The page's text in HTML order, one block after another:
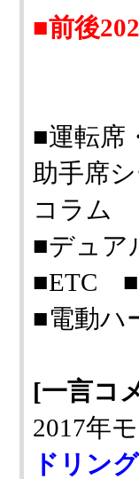
■前後
■運転席
助手席
コラム
■デュ
■ETC ■
■電動ハ
[一言コ
2017年
ドリン